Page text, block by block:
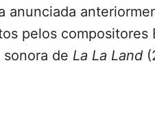
anunciada
pelos compositores
de La La Land